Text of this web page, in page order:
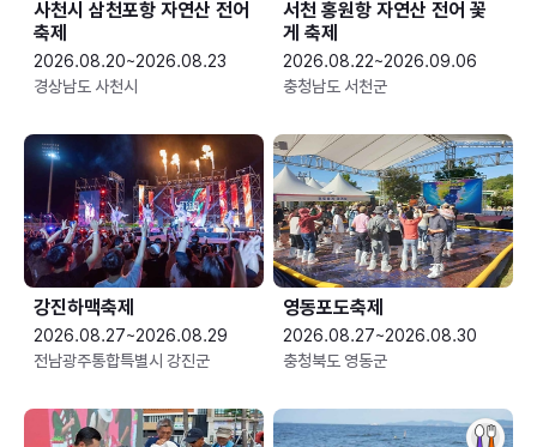
사천시 삼천포항 자연산 전어
축제
2026.08.20~2026.08.23
경상남도 사천시
서천 홍원항 자연산 전어 꽃
게 축제
2026.08.22~2026.09.06
충청남도 서천군
강진하맥축제
2026.08.27~2026.08.29
전남광주통합특별시 강진군
영동포도축제
2026.08.27~2026.08.30
충청북도 영동군